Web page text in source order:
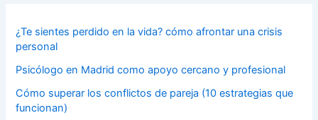
¿Te sientes perdido en la vida? cómo afrontar una crisis
personal
Psicólogo en Madrid como apoyo cercano y profesional
Cómo superar los conflictos de pareja (10 estrategias que
funcionan)